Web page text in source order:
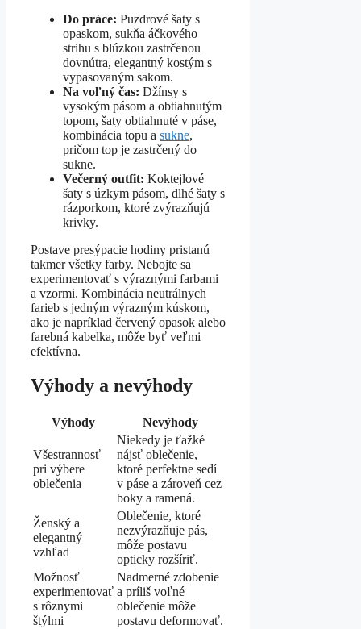
Do práce: Puzdrové šaty s
opaskom, sukňa áčkového
strihu s blúzkou zastrčenou
dovnútra, elegantný kostým s
vypasovaným sakom.
Na voľný čas: Džínsy s
vysokým pásom a obtiahnutým
topom, šaty obtiahnuté v páse,
kombinácia topu a sukne,
pričom top je zastrčený do
sukne.
Večerný outfit: Koktejlové
šaty s úzkym pásom, dlhé šaty s
rázporkom, ktoré zvýrazňujú
krivky.
Postave presýpacie hodiny pristanú
takmer všetky farby. Nebojte sa
experimentovať s výraznými farbami
a vzormi. Kombinácia neutrálnych
farieb s jedným výrazným kúskom,
ako je napríklad červený opasok alebo
farebná kabelka, môže byť veľmi
efektívna.
Výhody a nevýhody
Výhody Nevýhody
Všestrannosť
pri výbere
oblečenia
Niekedy je ťažké
nájsť oblečenie,
ktoré perfektne sedí
v páse a zároveň cez
boky a ramená.
Ženský a
elegantný
vzhľad
Oblečenie, ktoré
nezvýrazňuje pás,
môže postavu
opticky rozšíriť.
Možnosť
experimentovať
s rôznymi
štýlmi
Nadmerné zdobenie
a príliš voľné
oblečenie môže
postavu deformovať.